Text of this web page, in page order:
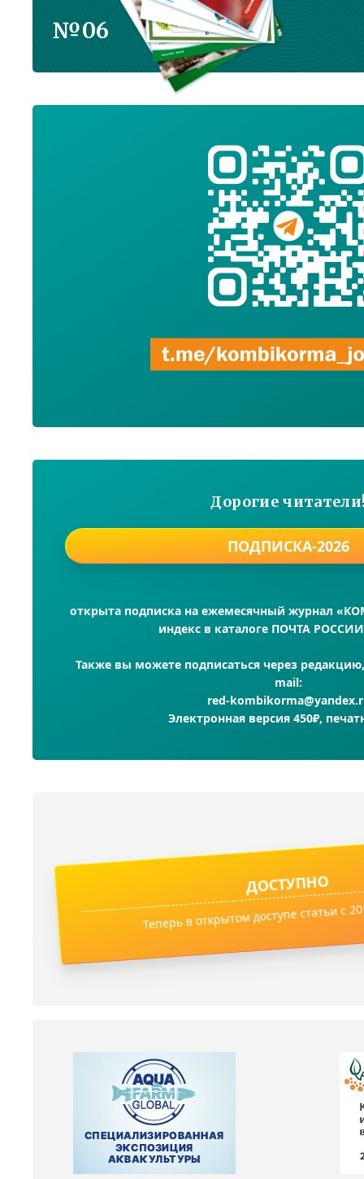
№06
Дорогие
ПОДПИСКА-2026
открыта подписка на ежемесячный журнал
индекс в каталоге ПОЧТА
Также вы можете подписаться через
mail:
red-
Электронная версия 450₽,
ДОСТУПНО
Теперь в открытом доступе статьи с